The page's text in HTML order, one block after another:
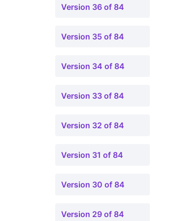
Version 36 of 84
Version 35 of 84
Version 34 of 84
Version 33 of 84
Version 32 of 84
Version 31 of 84
Version 30 of 84
Version 29 of 84